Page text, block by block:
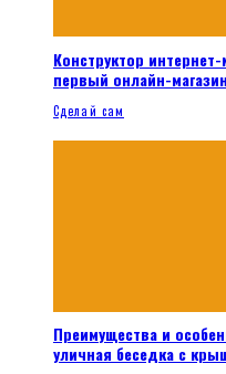
Конструктор
первый онлайн-магазин
Сделай сам
Преимущества и
уличная беседка с